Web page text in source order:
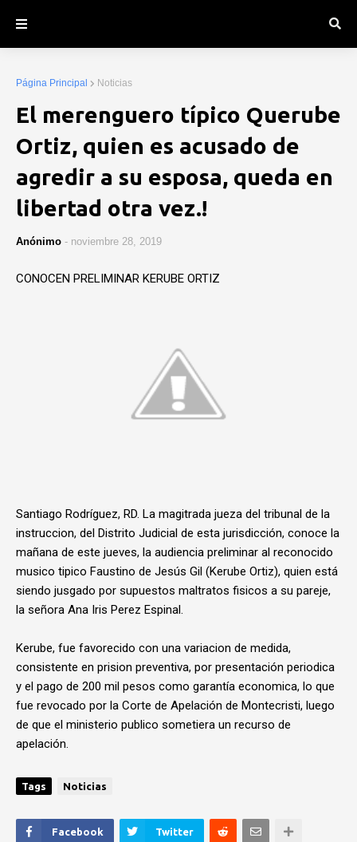
Página Principal Noticias
El merenguero típico Querube
Ortiz, quien es acusado de
agredir a su esposa, queda en
libertad otra vez.!
Anónimo - noviembre 28, 2019
CONOCEN PRELIMINAR KERUBE ORTIZ
Santiago Rodríguez, RD. La magitrada jueza del tribunal de la
instruccion, del Distrito Judicial de esta jurisdicción, conoce la
mañana de este jueves, la audiencia preliminar al reconocido
musico tipico Faustino de Jesús Gil (Kerube Ortiz), quien está
siendo jusgado por supuestos maltratos fisicos a su pareje,
la señora Ana Iris Perez Espinal.
Kerube, fue favorecido con una variacion de medida,
consistente en prision preventiva, por presentación periodica
y el pago de 200 mil pesos como garantía economica, lo que
fue revocado por la Corte de Apelación de Montecristi, luego
de que el ministerio publico sometiera un recurso de
apelación.
Tags Noticias
Facebook Twitter